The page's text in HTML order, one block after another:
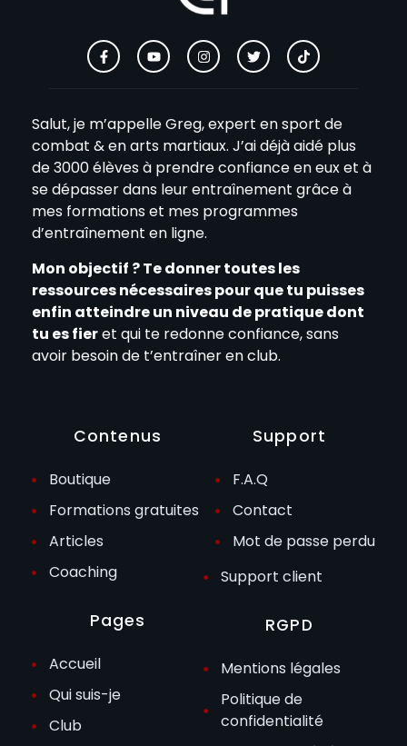
Salut, je m’appelle Greg, expert en sport de
combat & en arts martiaux. J’ai déjà aidé plus
de 3000 élèves à prendre confiance en eux et à
se dépasser dans leur entraînement grâce à
mes formations et mes programmes
d’entraînement en ligne.
Mon objectif ? Te donner toutes les
ressources nécessaires pour que tu puisses
enfin atteindre un niveau de pratique dont
tu es fieret qui te redonne confiance, sans
avoir besoin de t’entraîner en club.
Contenus
Boutique
Formations gratuites
Articles
Coaching
Pages
Accueil
Qui suis-je
Club
Support
F.A.Q
Contact
Mot de passe perdu
Support client
RGPD
Mentions légales
Politique de
confidentialité